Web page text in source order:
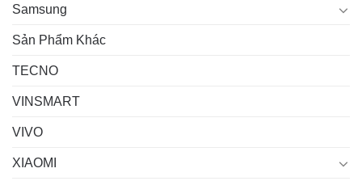
Samsung
Sản Phẩm Khác
TECNO
VINSMART
VIVO
XIAOMI